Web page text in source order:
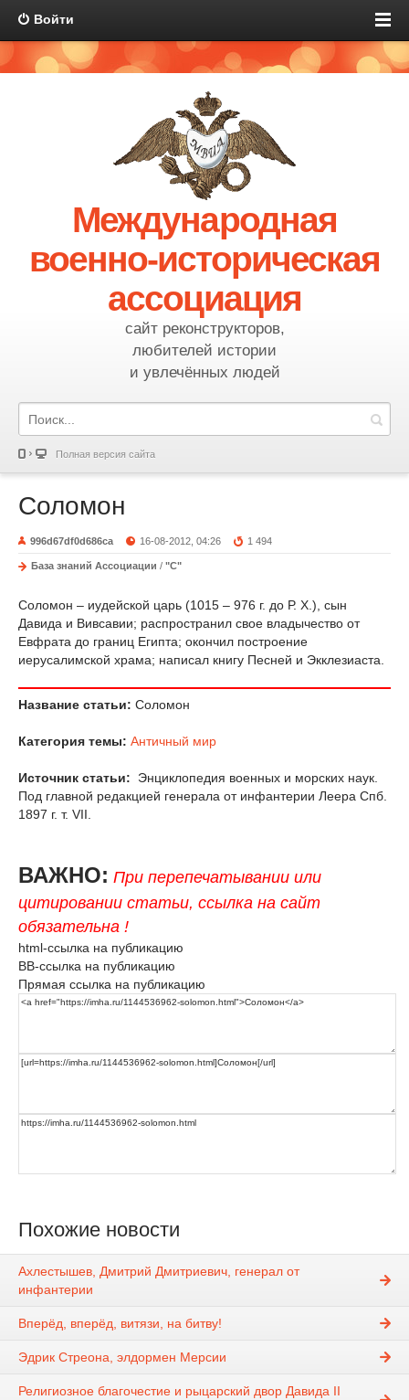
Войти
Международная
военно-историческая
ассоциация
сайт реконструкторов,
любителей истории
и увлечённых людей
Полная версия сайта
Соломон
996d67df0d686ca 16-08-2012, 04:26 1 494
База знаний Ассоциации / "С"
Соломон – иудейской царь (1015 – 976 г. до Р. X.), сын
Давида и Вивсавии; распространил свое владычество от
Евфрата до границ Египта; окончил построение
иерусалимской храма; написал книгу Песней и Экклезиаста.
Название статьи: Соломон
Категория темы: Античный мир
Источник статьи:
Энциклопедия военных и морских наук.
Под главной редакцией генерала от инфантерии Леера Спб.
1897 г. т. VII.
ВАЖНО: При перепечатывании или
цитировании статьи, ссылка на сайт
обязательна !
html-ссылка на публикацию
BB-ссылка на публикацию
Прямая ссылка на публикацию
Похожие новости
Ахлестышев, Дмитрий Дмитриевич, генерал от
инфантерии
Вперёд, вперёд, витязи, на битву!
Эдрик Стреона, элдормен Мерсии
Религиозное благочестие и рыцарский двор Давида II